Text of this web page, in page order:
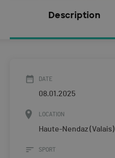
Description
DATE
08.01.2025
LOCATION
Haute-Nendaz (Valais)
SPORT